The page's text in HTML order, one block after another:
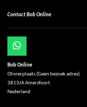
Contact Bob Online
W
h
a
t
s
A
Bob Online
Olivierplaats (Geen bezoek adres)
3813JA Amersfoort
Nederland